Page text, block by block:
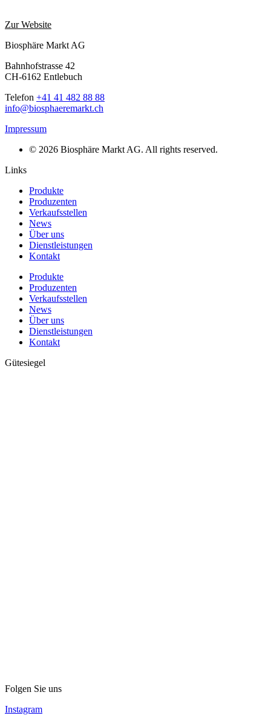
Zur Website
Biosphäre Markt AG
Bahnhofstrasse 42
CH-6162 Entlebuch
Telefon +41 41 482 88 88
info@biosphaeremarkt.ch
Impressum
© 2026 Biosphäre Markt AG. All rights reserved.
Links
Produkte
Produzenten
Verkaufsstellen
News
Über uns
Dienstleistungen
Kontakt
Produkte
Produzenten
Verkaufsstellen
News
Über uns
Dienstleistungen
Kontakt
Gütesiegel
Folgen Sie uns
Instagram